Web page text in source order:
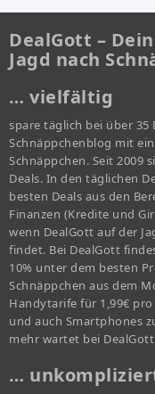
DealGott –
Jagd nach
… vielfältig
spare täglich bei über 35
Schnäppchenblog mit
Schnäppchen. Seit 2009
Deals. In den täglichen
besten Deals aus den
Finanzen (Kredite und
wenn DealGott auf der
findet. Bei DealGott
10% unter dem besten
Schnäppchen aus dem
Handytarife für 1,99€
und auch Smartphones
mehr wartet bei
…